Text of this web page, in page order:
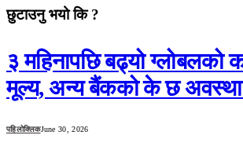
छुटाउनु भयो कि ?
३ महिनापछि बढ्यो ग्लोबलको
मूल्य, अन्य बैंकको के छ
पहिलोक्लिकJune 30, 2026